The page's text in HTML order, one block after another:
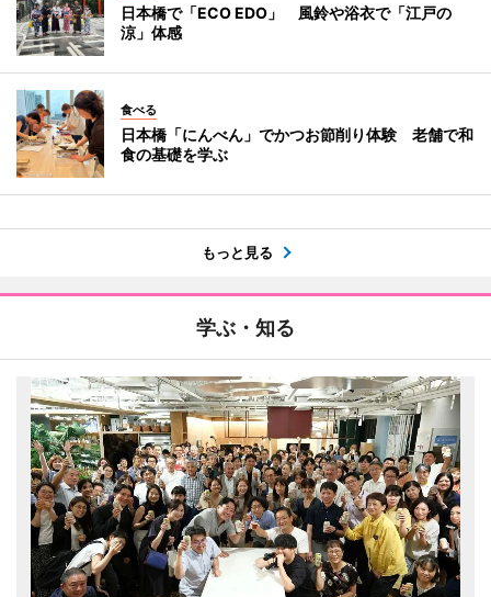
日本橋で「ECO EDO」 風鈴や浴衣で「江戸の
涼」体感
食べる
日本橋「にんべん」でかつお節削り体験 老舗で和
食の基礎を学ぶ
もっと見る
学ぶ・知る